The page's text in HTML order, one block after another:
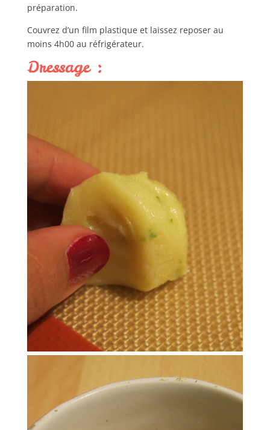
préparation.
Couvrez d’un film plastique et laissez reposer au
moins 4h00 au réfrigérateur.
Dressage :